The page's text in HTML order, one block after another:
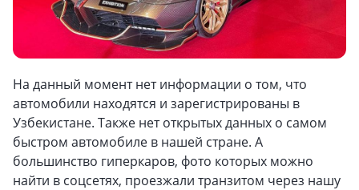
На данный момент нет информации о том, что
автомобили находятся и зарегистрированы в
Узбекистане. Также нет открытых данных о самом
быстром автомобиле в нашей стране. А
большинство гиперкаров, фото которых можно
найти в соцсетях, проезжали транзитом через нашу